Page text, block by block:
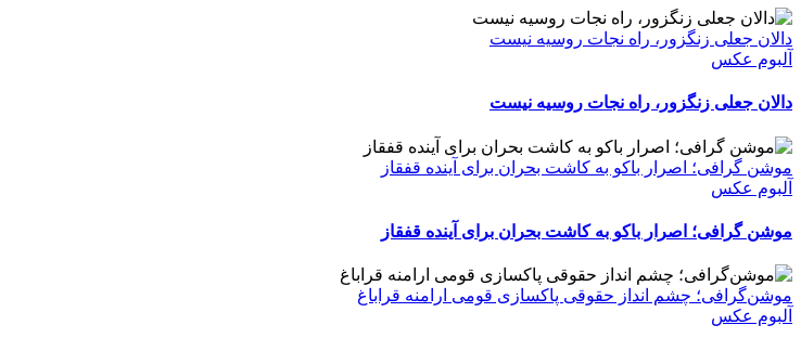
دالان جعلی زنگزور، راه نجات روسیه نیست
آلبوم عکس
دالان جعلی زنگزور، راه نجات روسیه نیست
موشن گرافی؛ اصرار باکو به کاشت بحران برای آینده قفقاز
آلبوم عکس
موشن گرافی؛ اصرار باکو به کاشت بحران برای آینده قفقاز
موشن‌گرافی؛ چشم انداز حقوقی پاکسازی قومی ارامنه قراباغ
آلبوم عکس